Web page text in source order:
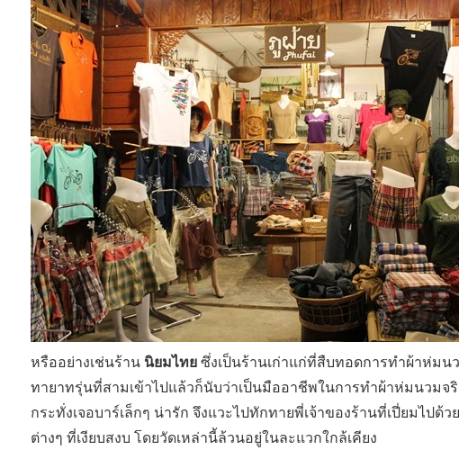
หรืออย่างเช่นร้าน นิยมไทยซึ่งเป็นร้านเก่าแก่ที่สืบทอดการทำผ้าห่ม
ทายาทรุ่นที่สามเข้าไปแล้วก็นับว่าเป็นมืออาชีพในการทำผ้าห่มนวมจ
กระทั่งเจอบาร์เล็กๆ น่ารัก จึงแวะไปทักทายพี่เจ้าของร้านที่เปี่ยมไป
ต่างๆ ที่เงียบสงบ โดยวัดเหล่านี้ล้วนอยู่ในละแวกใกล้เคียง